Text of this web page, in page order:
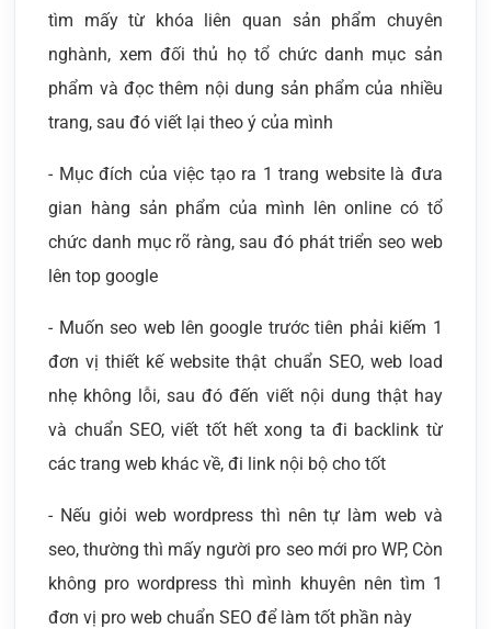
tìm mấy từ khóa liên quan sản phẩm chuyên
nghành, xem đối thủ họ tổ chức danh mục sản
phẩm và đọc thêm nội dung sản phẩm của nhiều
trang, sau đó viết lại theo ý của mình
- Mục đích của việc tạo ra 1 trang website là đưa
gian hàng sản phẩm của mình lên online có tổ
chức danh mục rõ ràng, sau đó phát triển seo web
lên top google
- Muốn seo web lên google trước tiên phải kiếm 1
đơn vị thiết kế website thật chuẩn SEO, web load
nhẹ không lỗi, sau đó đến viết nội dung thật hay
và chuẩn SEO, viết tốt hết xong ta đi backlink từ
các trang web khác về, đi link nội bộ cho tốt
- Nếu giỏi web wordpress thì nên tự làm web và
seo, thường thì mấy người pro seo mới pro WP, Còn
không pro wordpress thì mình khuyên nên tìm 1
đơn vị pro web chuẩn SEO để làm tốt phần này